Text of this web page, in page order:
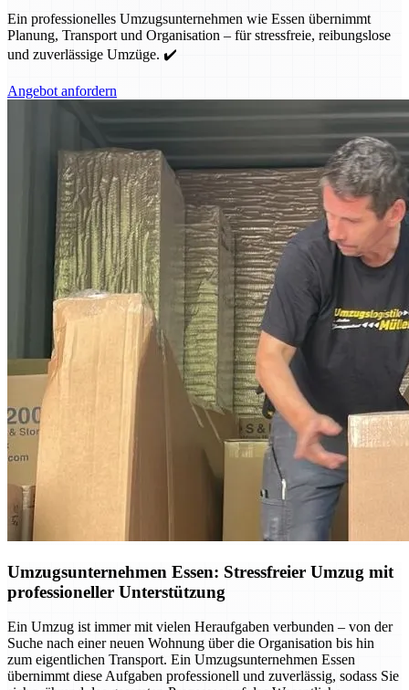
Ein professionelles Umzugsunternehmen wie Essen übernimmt
Planung, Transport und Organisation – für stressfreie, reibungslose
und zuverlässige Umzüge. ✔️
Angebot anfordern
Umzugsunternehmen Essen: Stressfreier Umzug mit
professioneller Unterstützung
Ein Umzug ist immer mit vielen Heraufgaben verbunden – von der
Suche nach einer neuen Wohnung über die Organisation bis hin
zum eigentlichen Transport. Ein Umzugsunternehmen Essen
übernimmt diese Aufgaben professionell und zuverlässig, sodass Sie